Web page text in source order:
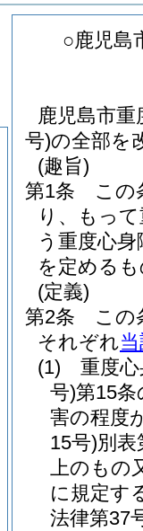
○鹿児島
鹿児島市
号)の全部を
(趣旨)
第1条
この
り、もっ
う重度心
を定める
(定義)
第2条
この
それぞれ
(1)
重度
号)第15
害の程度
15号)別
上のもの
に規定す
法律第37